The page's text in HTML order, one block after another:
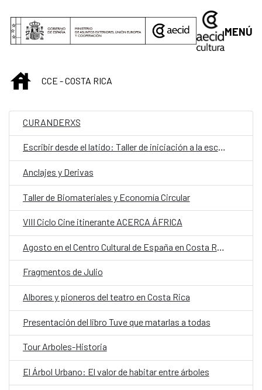
MENÚ
INICIO
CCE - COSTA RICA
CURANDERXS
Escribir desde el latido: Taller de iniciación a la escritura teatral
Anclajes y Derivas
Taller de Biomateriales y Economía Circular
VIII Ciclo Cine itinerante ACERCA ÁFRICA
Agosto en el Centro Cultural de España en Costa Rica
Fragmentos de Julio
Albores y pioneros del teatro en Costa Rica
Presentación del libro Tuve que matarlas a todas
Tour Arboles-Historia
El Árbol Urbano: El valor de habitar entre árboles